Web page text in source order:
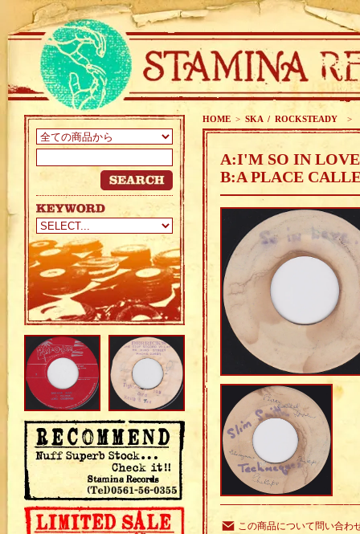
HOME > SKA / ROCKSTEADY >
A:I'M SO IN
B:A PLACE
この商品について問い合わ